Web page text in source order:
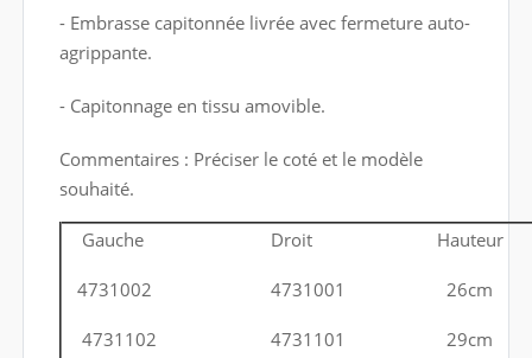
- Embrasse capitonnée livrée avec fermeture auto-
agrippante.
- Capitonnage en tissu amovible.
Commentaires : Préciser le coté et le modèle
souhaité.
Gauche Droit Hauteur
4731002 4731001 26cm
4731102 4731101 29cm